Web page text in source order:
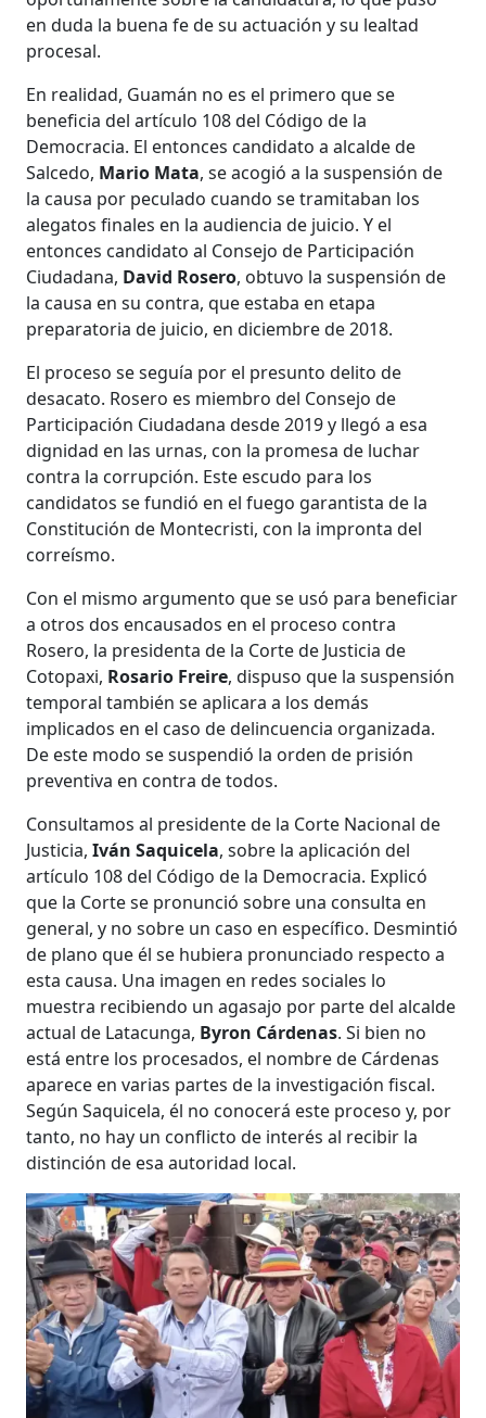
en duda la buena fe de su actuación y su lealtad
procesal.
En realidad, Guamán no es el primero que se
beneficia del artículo 108 del Código de la
Democracia. El entonces candidato a alcalde de
Salcedo, Mario Mata, se acogió a la suspensión de
la causa por peculado cuando se tramitaban los
alegatos finales en la audiencia de juicio. Y el
entonces candidato al Consejo de Participación
Ciudadana, David Rosero, obtuvo la suspensión de
la causa en su contra, que estaba en etapa
preparatoria de juicio, en diciembre de 2018.
El proceso se seguía por el presunto delito de
desacato. Rosero es miembro del Consejo de
Participación Ciudadana desde 2019 y llegó a esa
dignidad en las urnas, con la promesa de luchar
contra la corrupción. Este escudo para los
candidatos se fundió en el fuego garantista de la
Constitución de Montecristi, con la impronta del
correísmo.
Con el mismo argumento que se usó para beneficiar
a otros dos encausados en el proceso contra
Rosero, la presidenta de la Corte de Justicia de
Cotopaxi, Rosario Freire, dispuso que la suspensión
temporal también se aplicara a los demás
implicados en el caso de delincuencia organizada.
De este modo se suspendió la orden de prisión
preventiva en contra de todos.
Consultamos al presidente de la Corte Nacional de
Justicia,Iván Saquicela, sobre la aplicación del
artículo 108 del Código de la Democracia. Explicó
que la Corte se pronunció sobre una consulta en
general, y no sobre un caso en específico. Desmintió
de plano que él se hubiera pronunciado respecto a
esta causa. Una imagen en redes sociales lo
muestra recibiendo un agasajo por parte del alcalde
actual de Latacunga, Byron Cárdenas. Si bien no
está entre los procesados, el nombre de Cárdenas
aparece en varias partes de la investigación fiscal.
Según Saquicela, él no conocerá este proceso y, por
tanto, no hay un conflicto de interés al recibir la
distinción de esa autoridad local.